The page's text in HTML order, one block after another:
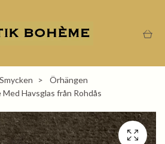
Smycken
Örhängen
Havsglas från Rohdås